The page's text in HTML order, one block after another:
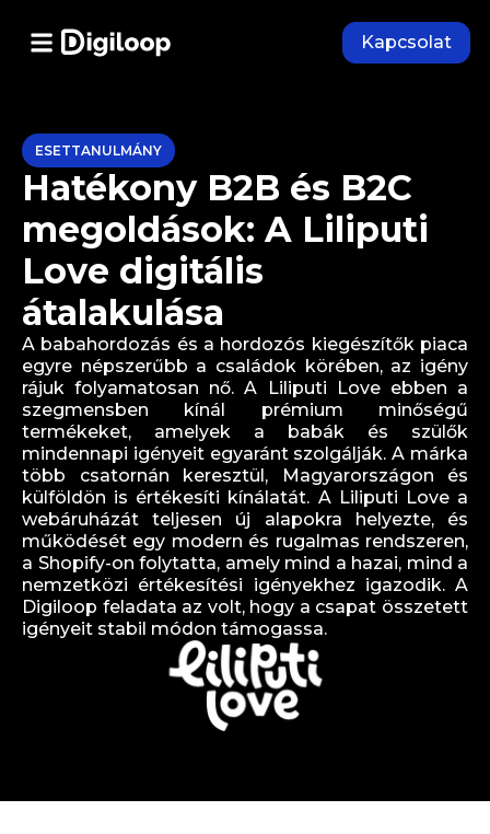
Kapcsolat
ESETTANULMÁNY
Hatékony B2B és B2C
megoldások: A Liliputi
Love digitális
átalakulása
A babahordozás és a hordozós kiegészítők piaca
egyre népszerűbb a családok körében, az igény
rájuk folyamatosan nő. A Liliputi Love ebben a
szegmensben kínál prémium minőségű
termékeket, amelyek a babák és szülők
mindennapi igényeit egyaránt szolgálják. A márka
több csatornán keresztül, Magyarországon és
külföldön is értékesíti kínálatát. A Liliputi Love a
webáruházát teljesen új alapokra helyezte, és
működését egy modern és rugalmas rendszeren,
a Shopify-on folytatta, amely mind a hazai, mind a
nemzetközi értékesítési igényekhez igazodik. A
Digiloop feladata az volt, hogy a csapat összetett
igényeit stabil módon támogassa.